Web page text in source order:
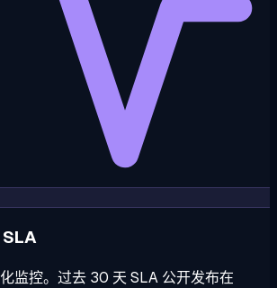
监控。过去 30 天 SLA 公开发布在